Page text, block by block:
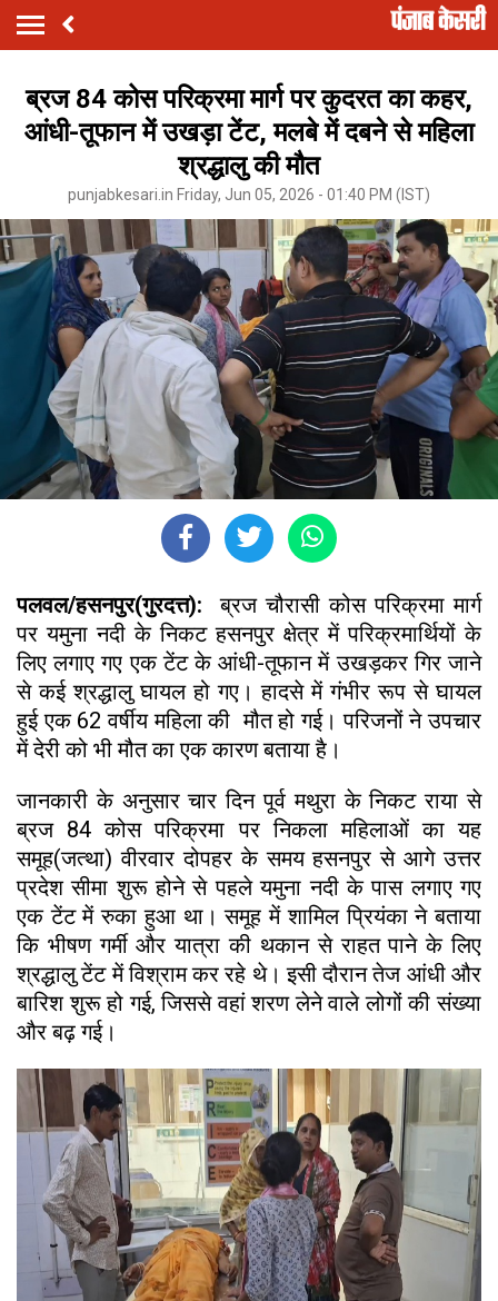
ब्रज 84 कोस परिक्रमा मार्ग पर कुदरत का कहर,
आंधी-तूफान में उखड़ा टेंट, मलबे में दबने से महिला
श्रद्धालु की मौत
punjabkesari.in Friday, Jun 05, 2026 - 01:40 PM (IST)
पलवल/हसनपुर(गुरदत्त): ब्रज चौरासी कोस परिक्रमा मार्ग
पर यमुना नदी के निकट हसनपुर क्षेत्र में परिक्रमार्थियों के
लिए लगाए गए एक टेंट के आंधी-तूफान में उखड़कर गिर जाने
से कई श्रद्धालु घायल हो गए। हादसे में गंभीर रूप से घायल
हुई एक 62 वर्षीय महिला की मौत हो गई। परिजनों ने उपचार
में देरी को भी मौत का एक कारण बताया है।
जानकारी के अनुसार चार दिन पूर्व मथुरा के निकट राया से
ब्रज 84 कोस परिक्रमा पर निकला महिलाओं का यह
समूह(जत्था) वीरवार दोपहर के समय हसनपुर से आगे उत्तर
प्रदेश सीमा शुरू होने से पहले यमुना नदी के पास लगाए गए
एक टेंट में रुका हुआ था। समूह में शामिल प्रियंका ने बताया
कि भीषण गर्मी और यात्रा की थकान से राहत पाने के लिए
श्रद्धालु टेंट में विश्राम कर रहे थे। इसी दौरान तेज आंधी और
बारिश शुरू हो गई, जिससे वहां शरण लेने वाले लोगों की संख्या
और बढ़ गई।